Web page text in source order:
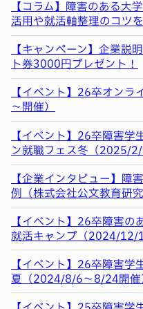
【コラム】障害のある大
活用や就活軸整理のコツを
【キャンペーン】企業説
ト券3000円プレゼント！
【イベント】26卒オン
～開催）
【イベント】26卒障害学
ン就職フェス冬（2025/2/
【企業インタビュー】障
例（株式会社公文教育研究
【イベント】26卒障害の
就活キャンプ（2024/12/
【イベント】26卒障害学
夏（2024/8/6～8/24開催